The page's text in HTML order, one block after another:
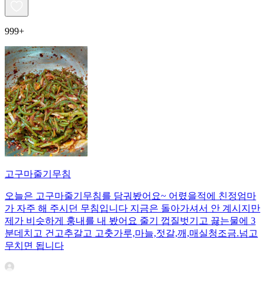
999+
고구마줄기무침
오늘은 고구마줄기무침를 담궈봤어요~ 어렸을적에 친정엄마
가 자주 해 주시던 무침입니다 지금은 돌아가셔서 안 계시지만
제가 비슷하게 훙내를 내 봤어요 줄기 껍질벗기고 끓는물에 3
분데치고 건고추갈고 고춧가루,마늘,젓갈,깨,매실청조금.넘고
무치면 됩니다